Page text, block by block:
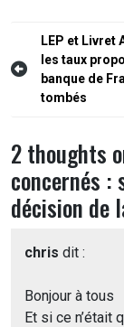
Navigation
de
l’article
LEP et Livret
les taux
banque de
tombés
2 thoughts
concernés :
décision de
chris dit :
Bonjour à tous
Et si ce n’était